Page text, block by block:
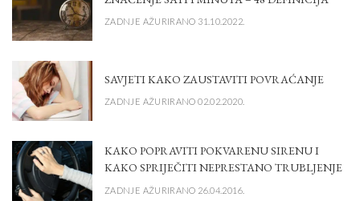
ZADNJE AŽURIRANO 31.10.2022.
SAVJETI KAKO ZAUSTAVITI POVRAĆANJE
ZADNJE AŽURIRANO 02.02.2020.
KAKO POPRAVITI POKVARENU SIRENU I
KAKO SPRIJEČITI NEPRESTANO TRUBLJENJE
ZADNJE AŽURIRANO 26.04.2016.